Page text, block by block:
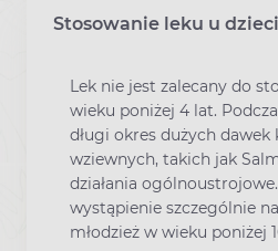
Stosowanie leku u
Lek nie jest zalecany do
wieku poniżej 4 lat.
długi okres dużych
wziewnych, takich jak
działania
wystąpienie szczególnie
młodzież w wieku poniżej